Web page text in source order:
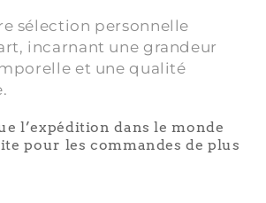
sélection personnelle
incarnant une grandeur
et une qualité
l’expédition dans le monde
pour les commandes de plus